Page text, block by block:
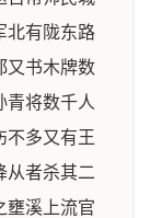
北有陇东路
又书木牌数
青将数千人
不多又有王
从者杀其二
壅溪上流官